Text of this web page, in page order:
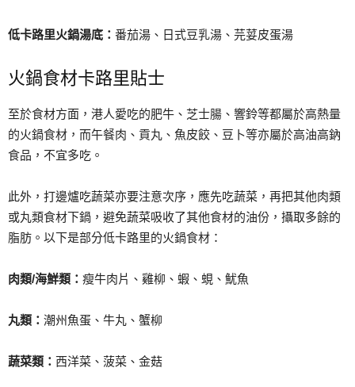
低卡路里火鍋湯底： 番茄湯、日式豆乳湯、芫荽皮蛋湯
火鍋食材卡路里貼士
至於食材方面，港人愛吃的肥牛、芝士腸、響鈴等都屬於高熱量
的火鍋食材，而午餐肉、貢丸、魚皮餃、豆卜等亦屬於高油高鈉
食品，不宜多吃。
此外，打邊爐吃蔬菜亦要注意次序，應先吃蔬菜，再把其他肉類
或丸類食材下鍋，避免蔬菜吸收了其他食材的油份，攝取多餘的
脂肪。以下是部分低卡路里的火鍋食材：
肉類/海鮮類： 瘦牛肉片、雞柳、蝦、蜆、魷魚
丸類： 潮州魚蛋、牛丸、蟹柳
蔬菜類： 西洋菜、菠菜、金菇